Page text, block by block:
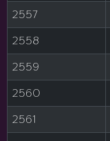
2557
2558
2559
2560
2561